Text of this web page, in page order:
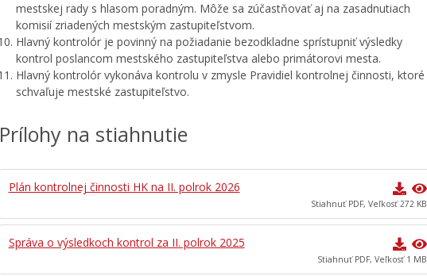
mestskej rady s hlasom poradným. Môže sa zúčastňovať aj na zasadnutiach
komisií zriadených mestským zastupiteľstvom.
Hlavný kontrolór je povinný na požiadanie bezodkladne sprístupniť výsledky
kontrol poslancom mestského zastupiteľstva alebo primátorovi mesta.
Hlavný kontrolór vykonáva kontrolu v zmysle Pravidiel kontrolnej činnosti, ktoré
schvaľuje mestské zastupiteľstvo.
Prílohy na stiahnutie
Plán kontrolnej činnosti HK na II. polrok 2026
Stiahnuť PDF, Veľkosť 272 KB
Správa o výsledkoch kontrol za II. polrok 2025
Stiahnuť PDF, Veľkosť 1 MB